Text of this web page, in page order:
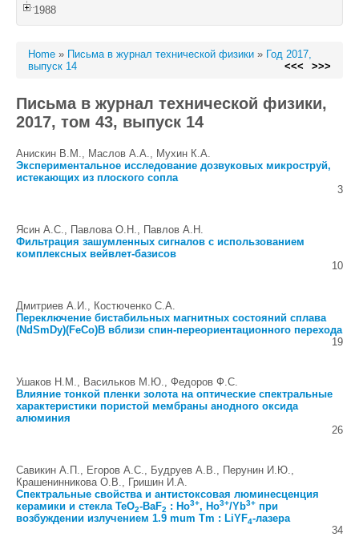
1988
Home » Письма в журнал технической физики » Год 2017,
выпуск 14
<<< >>>
Письма в журнал технической физики,
2017, том 43, выпуск 14
Анискин В.М., Маслов А.А., Мухин К.А.
Экспериментальное исследование дозвуковых микроструй,
истекающих из плоского сопла
3
Ясин А.С., Павлова О.Н., Павлов А.Н.
Фильтрация зашумленных сигналов с использованием
комплексных вейвлет-базисов
10
Дмитриев А.И., Костюченко С.A.
Переключение бистабильных магнитных состояний сплава
(NdSmDy)(FeCo)B вблизи спин-переориентационного перехода
19
Ушаков Н.М., Васильков М.Ю., Федоров Ф.С.
Влияние тонкой пленки золота на оптические спектральные
характеристики пористой мембраны анодного оксида
алюминия
26
Савикин А.П., Егоров А.С., Будруев А.В., Перунин И.Ю.,
Крашенинникова О.В., Гришин И.А.
Спектральные свойства и антистоксовая люминесценция
керамики и стекла TeO2-BaF2 : Ho3+, Ho3+/Yb3+ при
возбуждении излучением 1.9 mum Tm : LiYF4-лазера
34